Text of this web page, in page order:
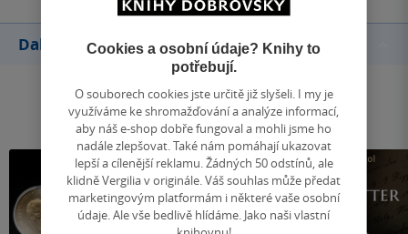
Další knihy autoraCookies a osobní údaje? Knihy to
potřebují.
O souborech cookies jste určitě již slyšeli. I my je
využíváme ke shromažďování a analýze informací,
aby náš e-shop dobře fungoval a mohli jsme ho
nadále zlepšovat. Také nám pomáhají ukazovat
lepší a cílenější reklamu. Žádných 50 odstínů, ale
klidně Vergilia v originále. Váš souhlas může předat
marketingovým platformám i některé vaše osobní
údaje. Ale vše bedlivě hlídáme. Jako naši vlastní